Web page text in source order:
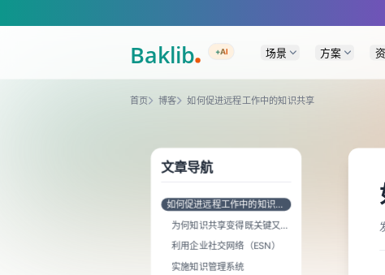
A Markdown version of this page is available at https://www.baklib.com/
+AI 场景 方案
首页 博客 如何促进远程工作中的知识共享
文章导航
如何促进远程工作中的知识共
为何知识共享变得既关键又更
具挑战性
利用企业社交网络（ESN）
实施知识管理系统